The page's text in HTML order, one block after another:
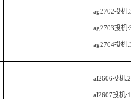
ag2702投机
ag2703投机
ag2704投机
al2606投机
al2607投机